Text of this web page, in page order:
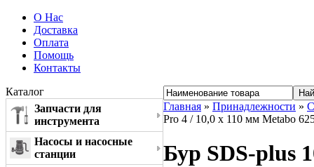
О Нас
Доставка
Оплата
Помощь
Контакты
Каталог
Запчасти для
инструмента
Насосы и насосные
станции
Главная » Принадлежности »
Pro 4 / 10,0 x 110 мм Metabo
Бур SDS-plus